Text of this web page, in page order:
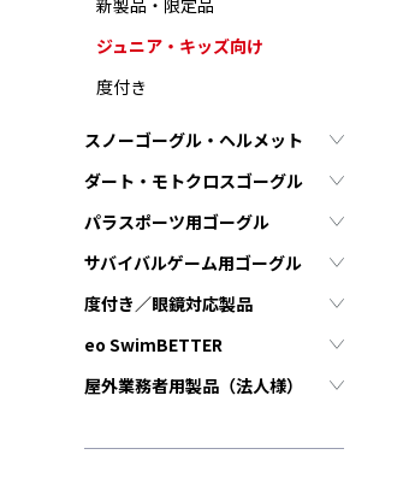
新製品・限定品
ジュニア・キッズ向け
度付き
スノーゴーグル・ヘルメット
ダート・モトクロスゴーグル
パラスポーツ用ゴーグル
サバイバルゲーム用ゴーグル
度付き／眼鏡対応製品
eo SwimBETTER
屋外業務者用製品（法人様）